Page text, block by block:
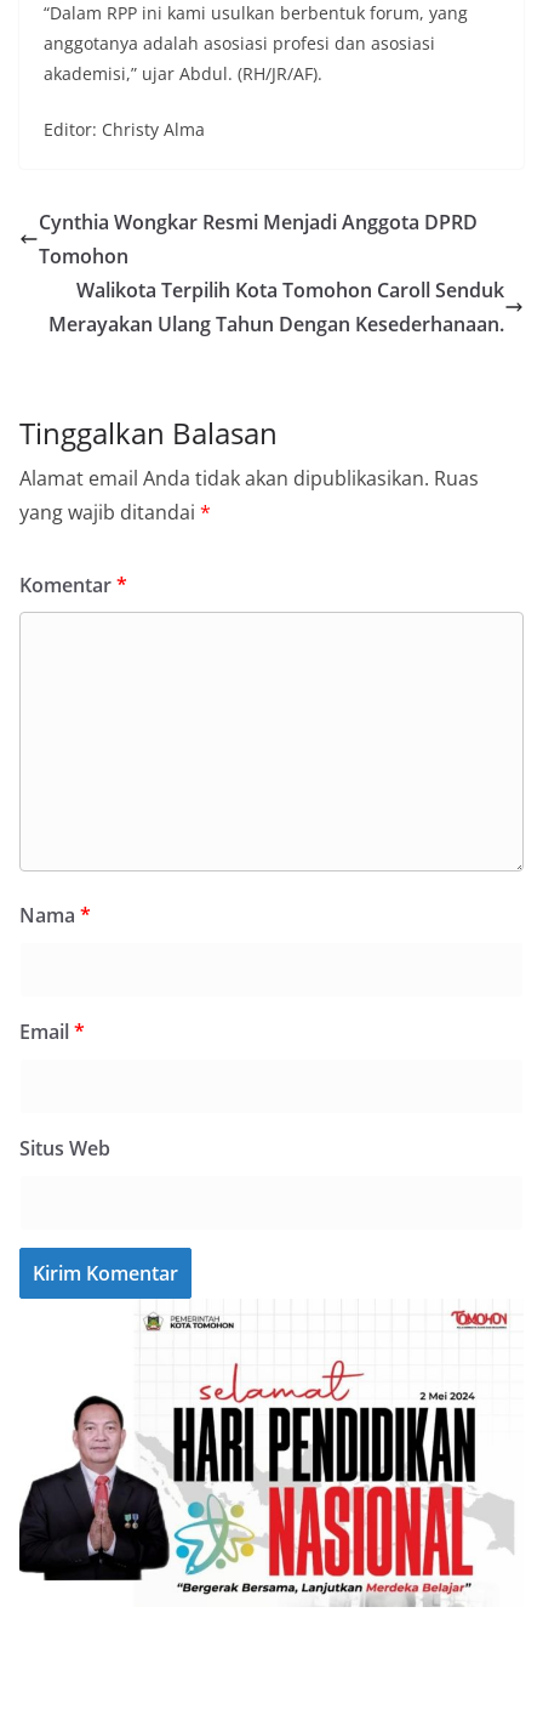
“Dalam RPP ini kami usulkan berbentuk forum, yang
anggotanya adalah asosiasi profesi dan asosiasi
akademisi,” ujar Abdul. (RH/JR/AF).
Editor: Christy Alma
Cynthia Wongkar Resmi Menjadi Anggota DPRD
Tomohon
Walikota Terpilih Kota Tomohon Caroll Senduk
Merayakan Ulang Tahun Dengan Kesederhanaan.
Tinggalkan Balasan
Alamat email Anda tidak akan dipublikasikan. Ruas
yang wajib ditandai *
Komentar*
Nama *
Email*
Situs Web